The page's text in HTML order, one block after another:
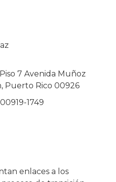
7 Avenida Muñoz
Puerto Rico 00926
1749
enlaces a los